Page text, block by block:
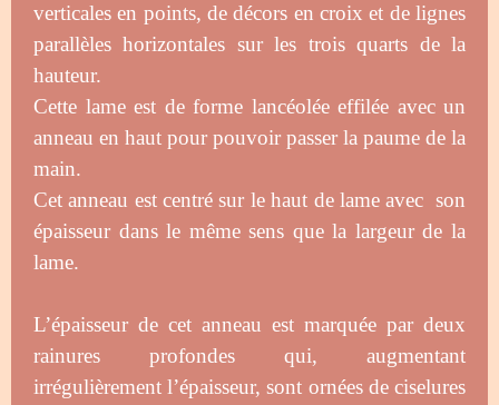
verticales en points, de décors en croix et de lignes
parallèles horizontales sur les trois quarts de la
hauteur.
Cette lame est de forme lancéolée effilée avec un
anneau en haut pour pouvoir passer la paume de la
main.
Cet anneau est centré sur le haut de lame avec son
épaisseur dans le même sens que la largeur de la
lame.
L’épaisseur de cet anneau est marquée par deux
rainures profondes qui, augmentant
irrégulièrement l’épaisseur, sont ornées de ciselures